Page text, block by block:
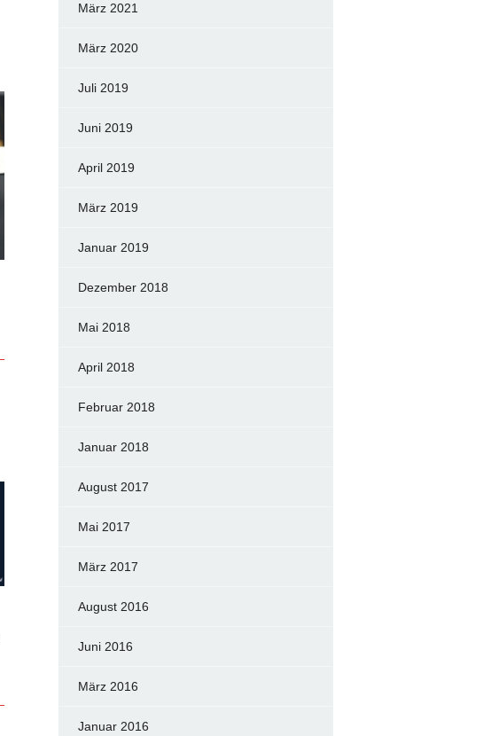
März 2021
März 2020
Juli 2019
Juni 2019
April 2019
März 2019
Januar 2019
Dezember 2018
Mai 2018
April 2018
Februar 2018
Januar 2018
August 2017
Mai 2017
März 2017
August 2016
Juni 2016
März 2016
Januar 2016